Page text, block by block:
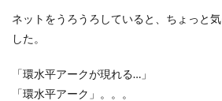
ネットをうろうろしていると、ちょっと
した。
「環水平アークが現れる…」
「環水平アーク」。。。